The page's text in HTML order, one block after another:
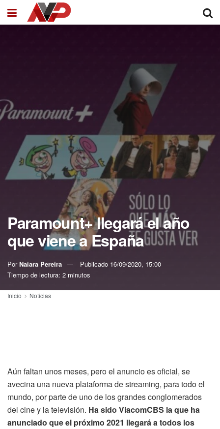
Paramount+ llegará el año
que viene a España
Por Naiara Pereira Publicado 16/09/2020, 15:00
Tiempo de lectura: 2 minutos
Inicio Noticias
Aún faltan unos meses, pero el anuncio es oficial, se
avecina una nueva plataforma de streaming, para todo el
mundo, por parte de uno de los grandes conglomerados
del cine y la televisión. Ha sido ViacomCBS la que ha
anunciado que el próximo 2021 llegará a todos los